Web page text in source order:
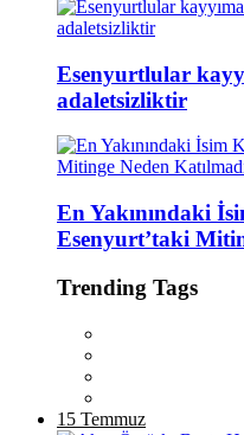
Esenyurtlular
adaletsizliktir
En Yakınındaki
Esenyurt’taki
Trending Tags
15 Temmuz